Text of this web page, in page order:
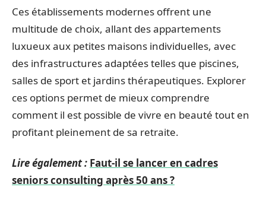
Ces établissements modernes offrent une
multitude de choix, allant des appartements
luxueux aux petites maisons individuelles, avec
des infrastructures adaptées telles que piscines,
salles de sport et jardins thérapeutiques. Explorer
ces options permet de mieux comprendre
comment il est possible de vivre en beauté tout en
profitant pleinement de sa retraite.
Lire également : Faut-il se lancer en cadres
seniors consulting après 50 ans ?